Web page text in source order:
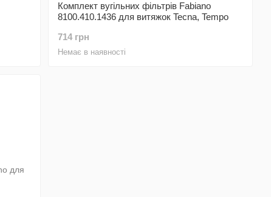
Комплект вугільних фільтрів Fabiano
8100.410.1436 для витяжок Tecna, Tempo
714 грн
Немає в наявності